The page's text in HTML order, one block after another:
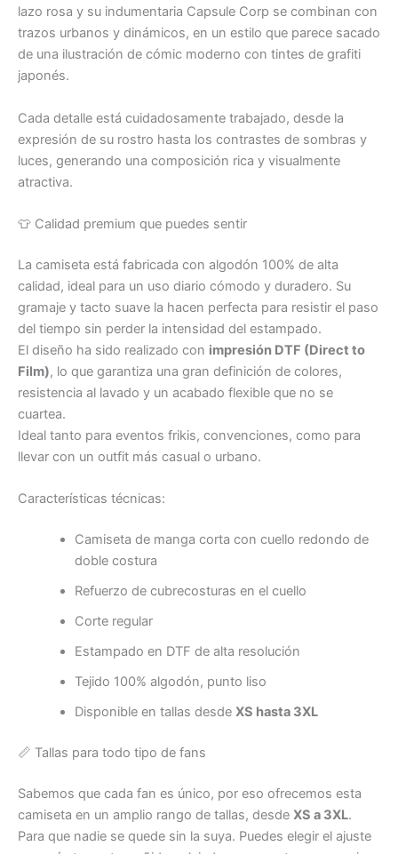
lazo rosa y su indumentaria Capsule Corp se combinan con
trazos urbanos y dinámicos, en un estilo que parece sacado
de una ilustración de cómic moderno con tintes de grafiti
japonés.
Cada detalle está cuidadosamente trabajado, desde la
expresión de su rostro hasta los contrastes de sombras y
luces, generando una composición rica y visualmente
atractiva.
👕 Calidad premium que puedes sentir
La camiseta está fabricada con algodón 100% de alta
calidad, ideal para un uso diario cómodo y duradero. Su
gramaje y tacto suave la hacen perfecta para resistir el paso
del tiempo sin perder la intensidad del estampado.
El diseño ha sido realizado con impresión DTF (Direct to
Film), lo que garantiza una gran definición de colores,
resistencia al lavado y un acabado flexible que no se
cuartea.
Ideal tanto para eventos frikis, convenciones, como para
llevar con un outfit más casual o urbano.
Características técnicas:
Camiseta de manga corta con cuello redondo de
doble costura
Refuerzo de cubrecosturas en el cuello
Corte regular
Estampado en DTF de alta resolución
Tejido 100% algodón, punto liso
Disponible en tallas desde XS hasta 3XL
📏 Tallas para todo tipo de fans
Sabemos que cada fan es único, por eso ofrecemos esta
camiseta en un amplio rango de tallas, desde XS a 3XL.
Para que nadie se quede sin la suya. Puedes elegir el ajuste